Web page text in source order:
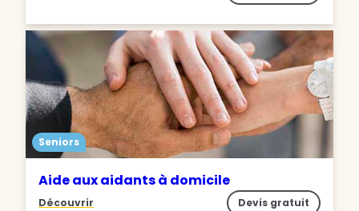
Seniors
Aide aux aidants à domicile
Découvrir Devis gratuit